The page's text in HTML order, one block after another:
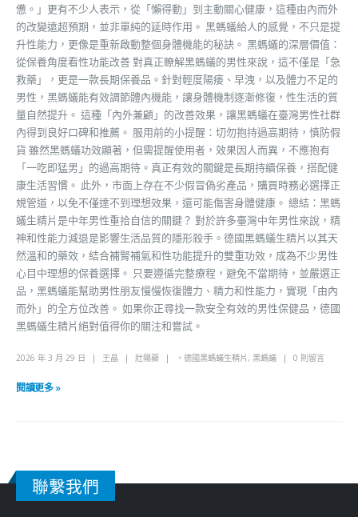
憊。」更有不少人表示，從「懶得動」到主動關心健康，這種由內而外
的改變遠超預期，並非單純的延時作用。 黑螞蟻給人的感覺，不只是提
升性能力，更像是重新啟動整個身體機能的秘訣。 黑螞蟻的深層價值：
從保養角度看性功能改善 對真正瞭解黑螞蟻的男性來說，這不僅是「急
救藥」，更是一款長期保養品。針對輕度陽痿、早洩，以及體力不足的
男性，黑螞蟻能有效調節體內機能，讓身體機制逐漸修復，性生活的質
量自然提升。 這種「內外兼顧」的改善效果，讓黑螞蟻在臺灣男性社群
內得到良好口碑和推薦。 服用前的小提醒：切勿抱持過高期待，慎防假
貨 雖然黑螞蟻功效顯著，但需提醒使用者，效果因人而異，不應抱有
「一吃即猛男」的過高期待。真正有效的關鍵是長期持續保養，搭配健
康生活習慣。 此外，市面上存在不少假冒偽劣產品，購買時務必選擇正
規管道，以免不僅達不到理想效果，還可能傷害身體健康。 總結：黑螞
蟻生精片是中年男性重拾自信的關鍵？ 對於許多臺灣中年男性來說，精
神和性能力減退是影響生活品質的隱形殺手。德國黑螞蟻生精片以其天
然溫和的藥效，結合補腎補氣和性功能提升的雙重功效，成為不少男性
心目中理想的保養選擇。 只要遵循完整療程，避免不當期待，並嚴選正
品，黑螞蟻能幫助男性朋友慢慢恢復體力、精力和性能力，實現「由內
而外」的全方位改善。 如果你正尋找一款安全有效的男性保健品，德國
黑螞蟻生精片絕對值得你的關注和嘗試。
2026 年 3 月 29 日 王晶 壯陽藥 。德國黑螞蟻生精片, 黑螞蟻 0 則留言
閱讀更多 »
聯繫我們